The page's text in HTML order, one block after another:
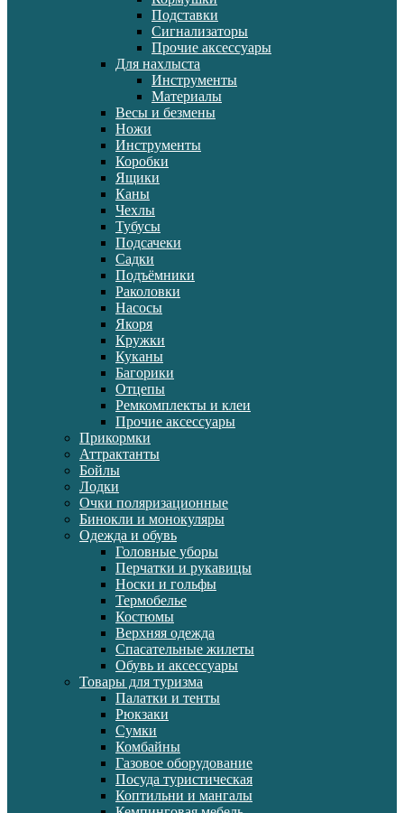
Подставки
Сигнализаторы
Прочие аксессуары
Для нахлыста
Инструменты
Материалы
Весы и безмены
Ножи
Инструменты
Коробки
Ящики
Каны
Чехлы
Тубусы
Подсачеки
Садки
Подъёмники
Раколовки
Насосы
Якоря
Кружки
Куканы
Багорики
Отцепы
Ремкомплекты и клеи
Прочие аксессуары
Прикормки
Аттрактанты
Бойлы
Лодки
Очки поляризационные
Бинокли и монокуляры
Одежда и обувь
Головные уборы
Перчатки и рукавицы
Носки и гольфы
Термобелье
Костюмы
Верхняя одежда
Спасательные жилеты
Обувь и аксессуары
Товары для туризма
Палатки и тенты
Рюкзаки
Сумки
Комбайны
Газовое оборудование
Посуда туристическая
Коптильни и мангалы